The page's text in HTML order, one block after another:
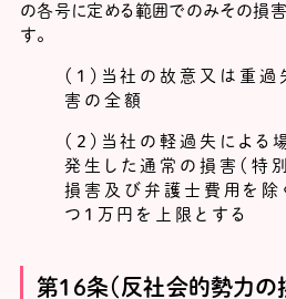
の各号に定める範囲でのみその損
す。
（１）当社の故意又は重
害の全額
（２）当社の軽過失によ
発生した通常の損害（特
損害及び弁護士費用を除
つ1万円を上限とする
第16条（反社会的勢力の